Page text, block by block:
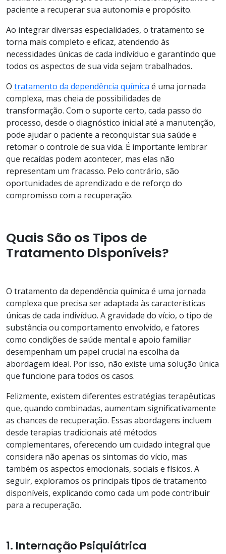
paciente a recuperar sua autonomia e propósito.
Ao integrar diversas especialidades, o tratamento se
torna mais completo e eficaz, atendendo às
necessidades únicas de cada indivíduo e garantindo que
todos os aspectos de sua vida sejam trabalhados.
O tratamento da dependência química é uma jornada
complexa, mas cheia de possibilidades de
transformação. Com o suporte certo, cada passo do
processo, desde o diagnóstico inicial até a manutenção,
pode ajudar o paciente a reconquistar sua saúde e
retomar o controle de sua vida. É importante lembrar
que recaídas podem acontecer, mas elas não
representam um fracasso. Pelo contrário, são
oportunidades de aprendizado e de reforço do
compromisso com a recuperação.
Quais São os Tipos de
Tratamento Disponíveis?
O tratamento da dependência química é uma jornada
complexa que precisa ser adaptada às características
únicas de cada indivíduo. A gravidade do vício, o tipo de
substância ou comportamento envolvido, e fatores
como condições de saúde mental e apoio familiar
desempenham um papel crucial na escolha da
abordagem ideal. Por isso, não existe uma solução única
que funcione para todos os casos.
Felizmente, existem diferentes estratégias terapêuticas
que, quando combinadas, aumentam significativamente
as chances de recuperação. Essas abordagens incluem
desde terapias tradicionais até métodos
complementares, oferecendo um cuidado integral que
considera não apenas os sintomas do vício, mas
também os aspectos emocionais, sociais e físicos. A
seguir, exploramos os principais tipos de tratamento
disponíveis, explicando como cada um pode contribuir
para a recuperação.
1. Internação Psiquiátrica